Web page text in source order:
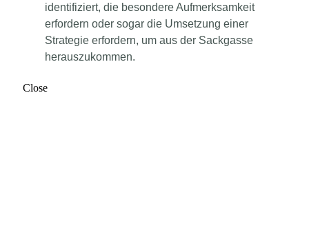
identifiziert, die besondere Aufmerksamkeit
erfordern oder sogar die Umsetzung einer
Strategie erfordern, um aus der Sackgasse
herauszukommen.
Close